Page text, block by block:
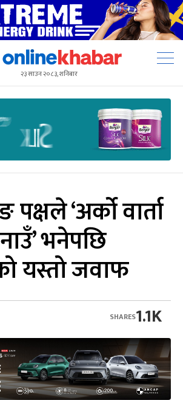
२३ साउन २०८३, शनिबार
‘अर्को वार्ता
भनेपछि
यस्तो जवाफ
1.1K
SHARES